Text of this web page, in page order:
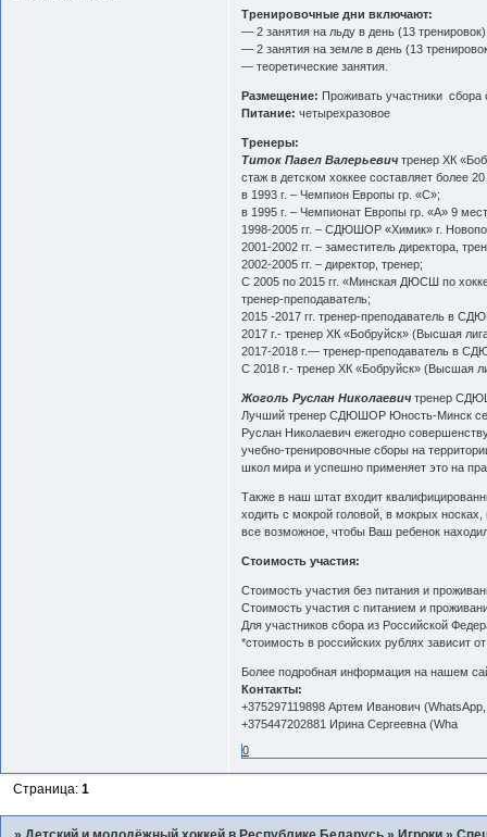
Тренировочные дни включают:
— 2 занятия на льду в день (13
— 2 занятия на земле в день (13
— теоретические занятия.
Размещение: Проживать участники
Питание: четырехразовое
Тренеры:
Титок Павел Валерьевич тренер ХК
стаж в детском хоккее составляет более 20
в 1993 г. – Чемпион Европы гр. «С»;
в 1995 г. – Чемпионат Европы гр. «А» 9
1998-2005 гг. – СДЮШОР «Химик» г.
2001-2002 гг. – заместитель директора,
2002-2005 гг. – директор, тренер;
С 2005 по 2015 гг. «Минская ДЮСШ по
тренер-преподаватель;
2015 -2017 гг. тренер-преподаватель в
2017 г.- тренер ХК «Бобруйск» (Высшая
2017-2018 г.— тренер-преподаватель в
С 2018 г.- тренер ХК «Бобруйск» (Высшая
Жоголь Руслан Николаевич тренер
Лучший тренер СДЮШОР Юность-Минск
Руслан Николаевич ежегодно
учебно-тренировочные сборы на
школ мира и успешно применяет это на
Также в наш штат входит
ходить с мокрой головой, в мокрых
все возможное, чтобы Ваш ребенок
Стоимость участия:
Стоимость участия без питания и
Стоимость участия с питанием и
Для участников сбора из Российской
*стоимость в российских рублях зависит
Более подробная информация на нашем
Контакты:
+375297119898 Артем Иванович
+375447202881 Ирина Сергеевна (Wha
0
Страница:1